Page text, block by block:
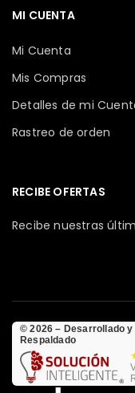
MI CUENTA
Mi Cuenta
Mis Compras
Detalles de mi
Rastreo de orden
RECIBE OFERTAS
Recibe nuestras
© 2026 – Desarrollado y
Respaldado